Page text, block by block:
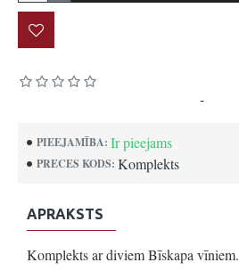
PIEEJAMĪBA: Ir pieejams
PRECES KODS: Komplekts
-
APRAKSTS
Komplekts ar diviem Bīskapa vīniem.